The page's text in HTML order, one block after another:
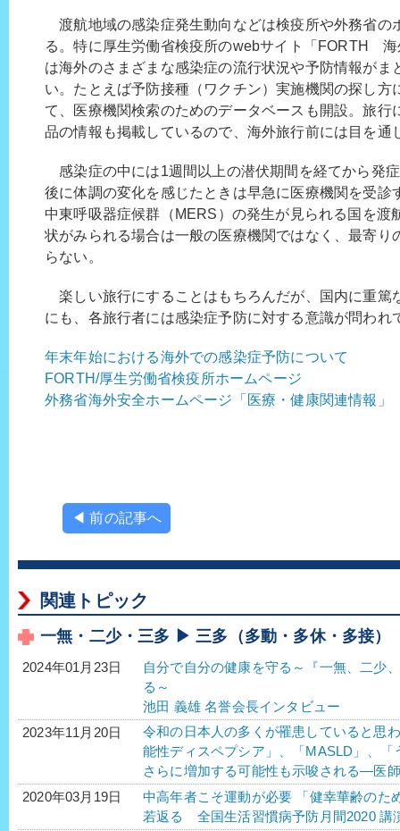
渡航地域の感染症発生動向などは検疫所や外務省の
る。特に厚生労働省検疫所のwebサイト「FORTH
は海外のさまざまな感染症の流行状況や予防情報がま
い。たとえば予防接種（ワクチン）実施機関の探し方
て、医療機関検索のためのデータベースも開設。旅行
品の情報も掲載しているので、海外旅行前には目を通
感染症の中には1週間以上の潜伏期間を経てから発
後に体調の変化を感じたときは早急に医療機関を受診
中東呼吸器症候群（MERS）の発生が見られる国を渡
状がみられる場合は一般の医療機関ではなく、最寄り
らない。
楽しい旅行にすることはもちろんだが、国内に重篤
にも、各旅行者には感染症予防に対する意識が問われ
年末年始における海外での感染症予防について
FORTH/厚生労働省検疫所ホームページ
外務省海外安全ホームページ「医療・健康関連情報」
◀ 前の記事へ
関連トピック
一無・二少・三多 ▶ 三多（多動・多休・多接）
2024年01月23日
自分で自分の健康を守る～『一無、二少
る～
池田 義雄 名誉会長インタビュー
2023年11月20日
令和の日本人の多くが罹患していると思
能性ディスペプシア」、「MASLD」、
さらに増加する可能性も示唆される―医
2020年03月19日
中高年者こそ運動が必要 「健幸華齢のた
若返る 全国生活習慣病予防月間2020 講